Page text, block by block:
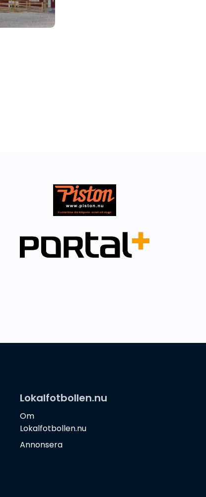
Lokalfotbollen.nu
Om
Lokalfotbollen.nu
Annonsera